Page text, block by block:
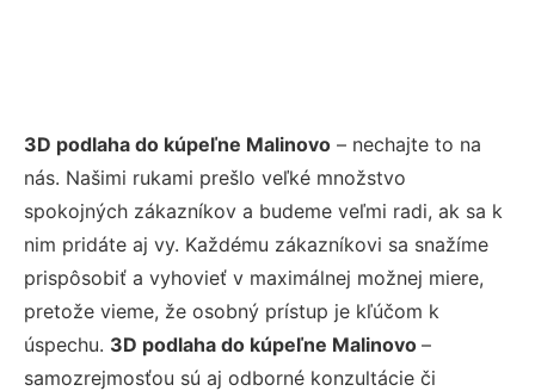
3D podlaha do kúpeľne Malinovo – nechajte to na
nás. Našimi rukami prešlo veľké množstvo
spokojných zákazníkov a budeme veľmi radi, ak sa k
nim pridáte aj vy. Každému zákazníkovi sa snažíme
prispôsobiť a vyhovieť v maximálnej možnej miere,
pretože vieme, že osobný prístup je kľúčom k
úspechu. 3D podlaha do kúpeľne Malinovo –
samozrejmosťou sú aj odborné konzultácie či